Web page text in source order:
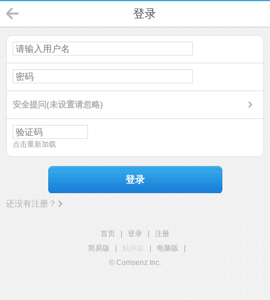
登录
安全提问(未设置请忽略)
点击重新加载
登录
还没有注册？
首页 登录
注册
简易版
触屏版 电脑版
© Comsenz Inc.